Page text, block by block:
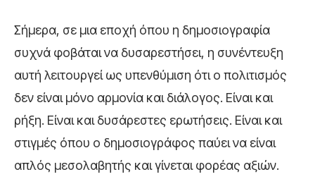
Σήμερα, σε μια εποχή όπου η δημοσιογραφία
συχνά φοβάται να δυσαρεστήσει, η συνέντευξη
αυτή λειτουργεί ως υπενθύμιση ότι ο πολιτισμός
δεν είναι μόνο αρμονία και διάλογος. Είναι και
ρήξη. Είναι και δυσάρεστες ερωτήσεις. Είναι και
στιγμές όπου ο δημοσιογράφος παύει να είναι
απλός μεσολαβητής και γίνεται φορέας αξιών.